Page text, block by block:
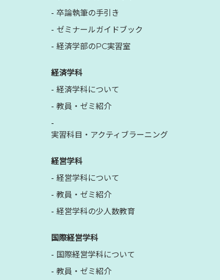
卒論執筆の手引き
ゼミナールガイドブック
経済学部のPC実習室
経済学科
経済学科について
教員・ゼミ紹介
実習科目・アクティブラーニング
経営学科
経営学科について
教員・ゼミ紹介
経営学科の少人数教育
国際経営学科
国際経営学科について
教員・ゼミ紹介